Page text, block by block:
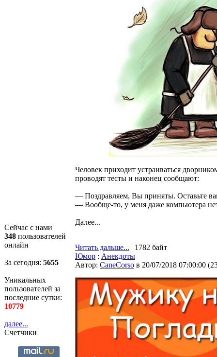
Сейчас с нами
348 пользователей
онлайн
За сегодня: 5655
Уникальных
пользователей за
последние сутки:
10779
далее...
Счетчики
Человек приходит устраиваться
проводят тесты и наконец сообщают:
— Поздравляем, Вы приняты. Оставьте
— Вообще-то, у меня даже компьютера
Далее...
Читать дальше... | 1782 байт
Юмор : Анекдоты
Автор: CaneCorso в 20/07/2018 07:00:00 (